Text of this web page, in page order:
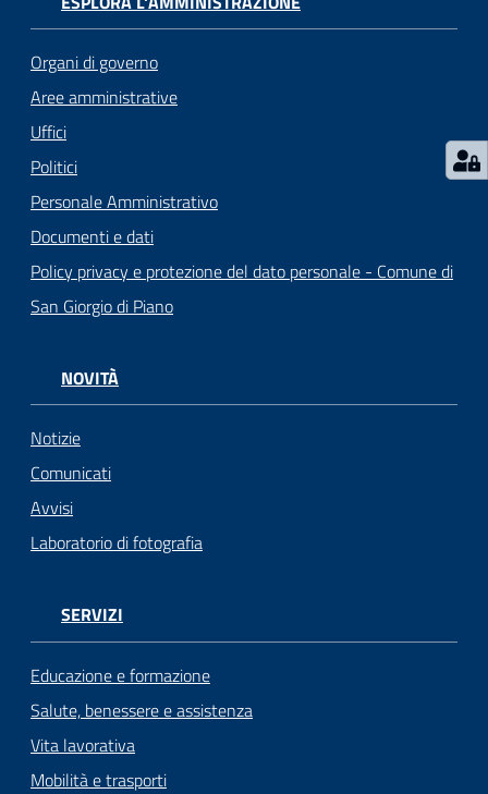
Organi di governo
Aree amministrative
Uffici
Politici
Personale Amministrativo
Documenti e dati
Policy privacy e protezione del dato personale - Comune di
San Giorgio di Piano
NOVITÀ
Notizie
Comunicati
Avvisi
Laboratorio di fotografia
SERVIZI
Educazione e formazione
Salute, benessere e assistenza
Vita lavorativa
Mobilità e trasporti